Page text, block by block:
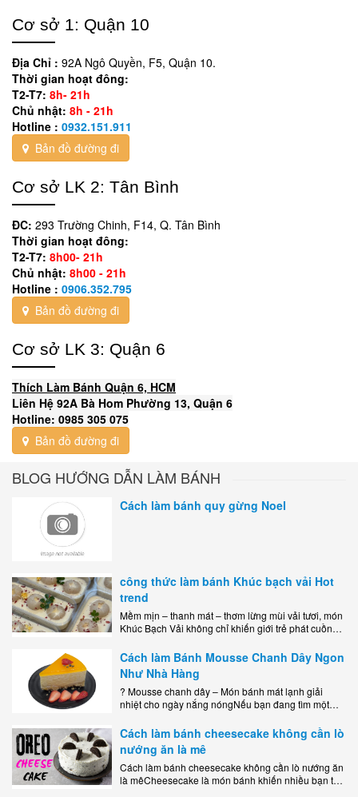
Cơ sở 1: Quận 10
Địa Chỉ : 92A Ngô Quyền, F5, Quận 10.
Thời gian hoạt đông:
T2-T7: 8h- 21h
Chủ nhật: 8h - 21h
Hotline : 0932.151.911
Bản đồ đường đi
Cơ sở LK 2: Tân Bình
ĐC: 293 Trường Chinh, F14, Q. Tân Bình
Thời gian hoạt đông:
T2-T7: 8h00- 21h
Chủ nhật: 8h00 - 21h
Hotline : 0906.352.795
Bản đồ đường đi
Cơ sở LK 3: Quận 6
Thích Làm Bánh Quận 6, HCM
Liên Hệ 92A Bà Hom Phường 13, Quận 6
Hotline: 0985 305 075
Bản đồ đường đi
BLOG HƯỚNG DẪN LÀM BÁNH
Cách làm bánh quy gừng Noel
công thức làm bánh Khúc bạch vải Hot
trend
Mềm mịn – thanh mát – thơm lừng mùi vải tươi, món
Khúc Bạch Vải không chỉ khiến giới trẻ phát cuồng
Cách làm Bánh Mousse Chanh Dây Ngon
Như Nhà Hàng
? Mousse chanh dây – Món bánh mát lạnh giải
nhiệt cho ngày nắng nóngNếu bạn đang tìm một
dễ..
Cách làm bánh cheesecake không cần lò
nướng ăn là mê
Cách làm bánh cheesecake không cần lò nướng ăn
là mêCheesecake là món bánh khiến nhiều bạn trẻ